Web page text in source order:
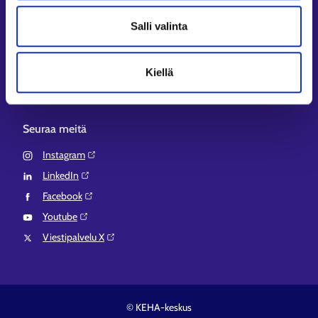
Salli valinta
Kiellä
Work in Finland⁠
Suomi.fi-valtuudet⁠
Seuraa meitä
Instagram⁠
LinkedIn⁠
Facebook⁠
Youtube⁠
Viestipalvelu X⁠
© KEHA-keskus